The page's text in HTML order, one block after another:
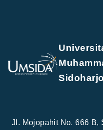
Sidoharjo
Jl. Mojopahit No. 666 B,